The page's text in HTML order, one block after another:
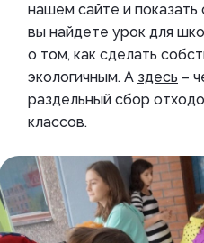
нашем сайте и показать
вы найдете урок для
о том, как сделать
экологичным. А здесь –
раздельный сбор
классов.